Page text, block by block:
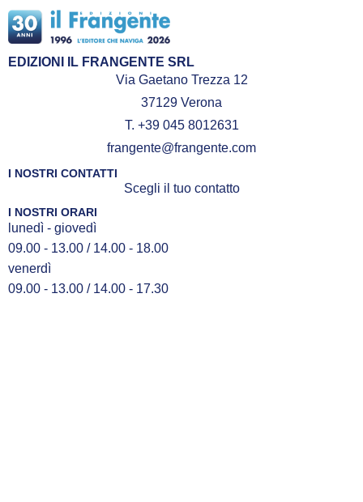
EDIZIONI IL FRANGENTE SRL
Via Gaetano Trezza 12
37129 Verona
T. +39 045 8012631
frangente@frangente.com
I NOSTRI CONTATTI
Scegli il tuo contatto
I NOSTRI ORARI
lunedì - giovedì
09.00 - 13.00 / 14.00 - 18.00
venerdì
09.00 - 13.00 / 14.00 - 17.30